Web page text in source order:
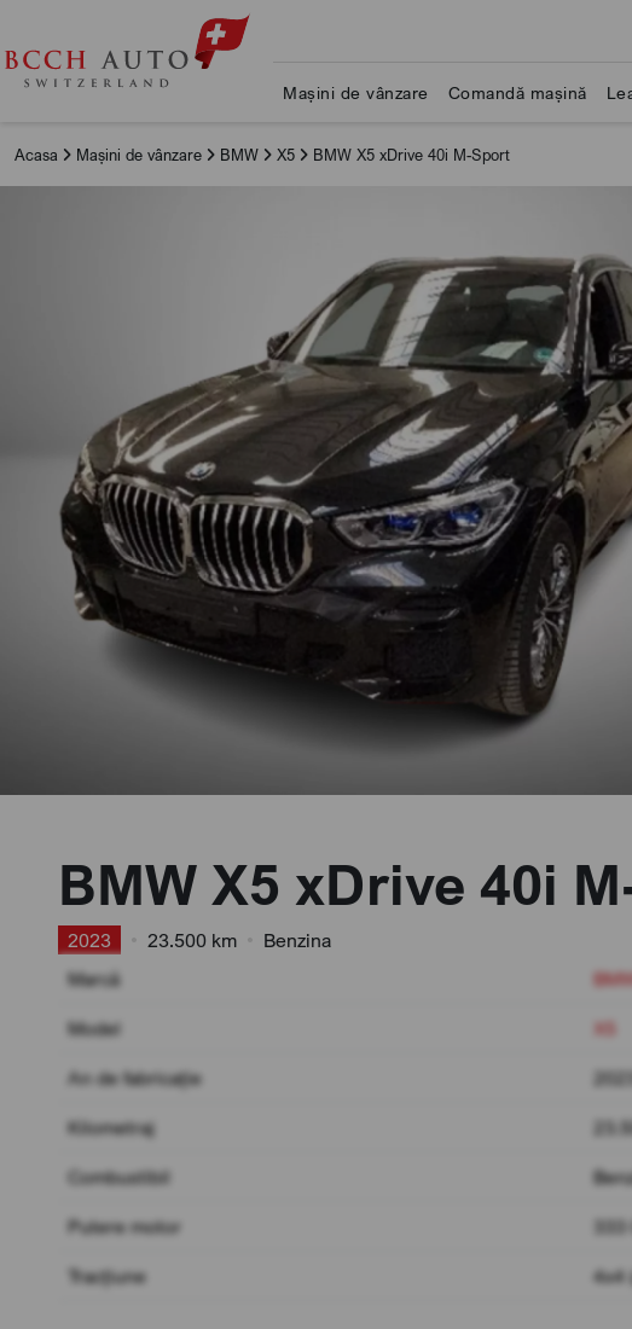
Mașini de vânzare Comandă mașină
Acasa Mașini de vânzare BMW X5 BMW X5 xDrive 40i M-Sport
BMW X5 xDrive 40i
2023 23.500 km
Benzina
Marcă
Model X5
An de fabricație 2023
Kilometraj
Combustibil
Putere motor
Tracțiune 4x4